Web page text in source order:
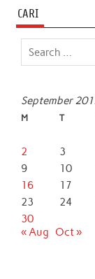
o
o
e
CARI
September
M T
2
3
9
10
16
17
23
24
30
« Aug
Oct »